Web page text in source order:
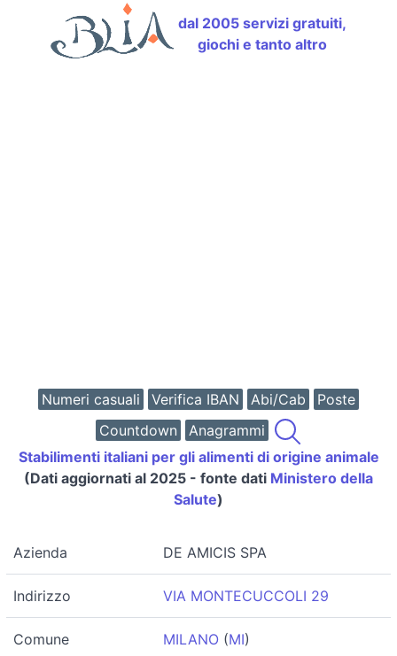
dal 2005 servizi gratuiti,
giochi e tanto altro
Numeri casuali Verifica IBAN Abi/Cab
Poste
Countdown
Anagrammi
Stabilimenti italiani per gli alimenti di origine animale
(Dati aggiornati al 2025 - fonte dati Ministero della
Salute)
Azienda DE AMICIS SPA
Indirizzo VIA MONTECUCCOLI 29
Comune MILANO (MI)